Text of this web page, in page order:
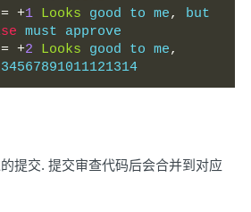
= +1 Looks good to me,
but
must approve
= +2 Looks good to me,
提交. 提交审查代码后会合并到对应